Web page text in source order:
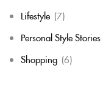
Lifestyle (7)
Personal Style Stories
Shopping (6)